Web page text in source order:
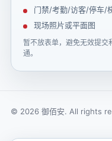
门禁/考勤/访客/停车/
现场照片或平面图
暂不放表单，避免无效提交
通。
© 2026 御佰安. All rights